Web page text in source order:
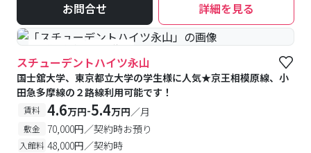
お問合せ 詳細を見る
#予約受付中 #空室待ち
スチューデントハイツ永山
国士舘大学、東京都立大学の学生様に人気★京王相模原線、小
田急多摩線の２路線利用可能です！
賃料 4.6万円-5.4万円／月
敷金 70,000円／契約時お預り
入館料 48,000円／契約時